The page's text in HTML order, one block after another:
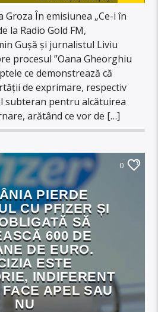
Groza În emisiunea „Ce-i în
la Radio Gold FM,
Gușă și jurnalistul Liviu
procesul ”Oana Gheorghiu
ce demonstrează că
de exprimare, respectiv
subteran pentru alcătuirea
arătând ce vor de […]
0
PIERDE
CU PFIZER ȘI
SĂ
600 DE
DE EURO.
ESTE
INDIFERENT
APEL SAU
NU